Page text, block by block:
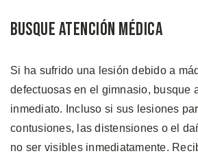
Busque Atención Médica
Si ha sufrido una lesión debido a
defectuosas en el gimnasio, busque
inmediato. Incluso si sus lesiones
contusiones, las distensiones o el
no ser visibles inmediatamente.